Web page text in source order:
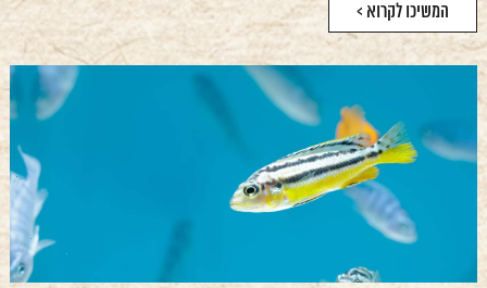
המשיכו לקרוא >